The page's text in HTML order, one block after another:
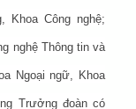
Khoa Công nghệ;
nghệ Thông tin và
Ngoại ngữ, Khoa
Trưởng đoàn có